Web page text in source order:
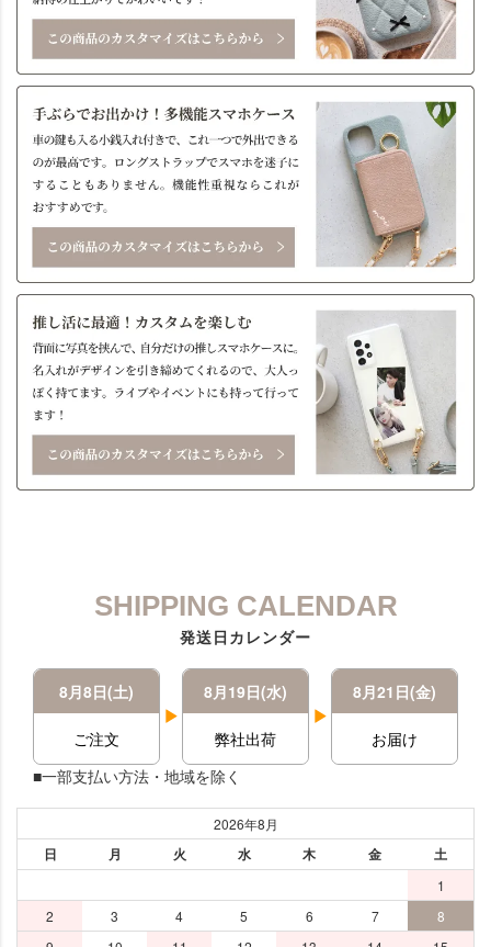
SHIPPING CALENDAR
発送日カレンダー